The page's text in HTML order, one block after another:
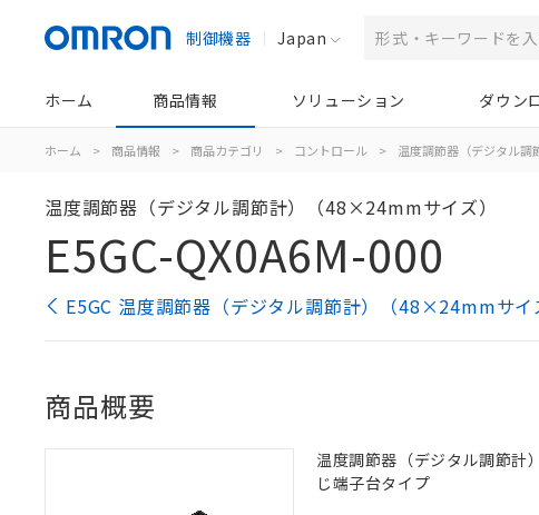
制御機器 Japan
ホーム 商品情報 ソリューション ダウン
ホーム > 商品情報 > 商品カテゴリ > コントロール > 温度調節器（デジタル調
温度調節器（デジタル調節計）（48×24mmサイズ）
E5GC-QX0A6M-000
E5GC 温度調節器（デジタル調節計）（48×24mmサイ
商品概要
温度調節器（デジタル調節
じ端子台タイプ